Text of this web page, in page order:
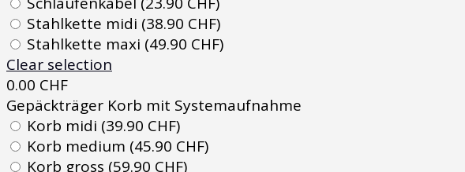
Stahlkette midi (38.90 CHF)
Stahlkette maxi (49.90 CHF)
Clear selection
0.00 CHF
Gepäckträger Korb mit Systemaufnahme
Korb midi (39.90 CHF)
Korb medium (45.90 CHF)
Korb gross (59.90 CHF)